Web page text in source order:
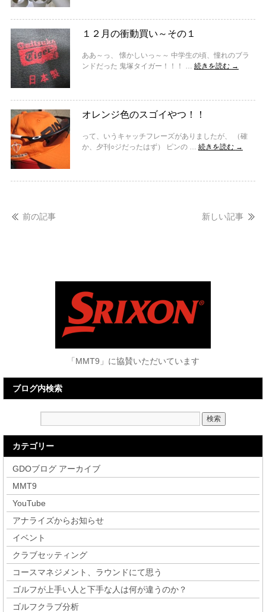
１２月の衝動買い～その１
ああ～っ、 懐かしいっ～～ 中学生の頃、憧れのブラ
ンドだった 鬼塚タイガー！！！ … 続きを読む →
オレンジ色のスゴイやつ！！
って、いうキャッチフレーズがありましたが、 （確
か、夕刊○ジだったはず） ピンの … 続きを読む →
前の記事 新しい記事
「MMT9」に協賛いただいています
ブログ内検索
カテゴリー
GDOブログ アーカイブ
MMT9
YouTube
アナライズからお知らせ
イベント
クラブセッティング
コースマネジメント、ラウンドにて思う
ゴルフが上手い人と下手な人は何が違うのか？
ゴルフクラブ分析